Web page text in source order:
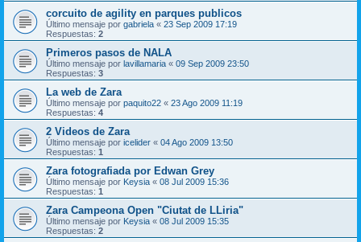
corcuito de agility en parques publicos
Último mensaje por gabriela « 23 Sep 2009 17:19
Respuestas: 2
Primeros pasos de NALA
Último mensaje por lavillamaria « 09 Sep 2009 23:50
Respuestas: 3
La web de Zara
Último mensaje por paquito22 « 23 Ago 2009 11:19
Respuestas: 4
2 Videos de Zara
Último mensaje por icelider « 04 Ago 2009 13:50
Respuestas: 1
Zara fotografiada por Edwan Grey
Último mensaje por Keysia « 08 Jul 2009 15:36
Respuestas: 1
Zara Campeona Open "Ciutat de LLiria"
Último mensaje por Keysia « 08 Jul 2009 15:35
Respuestas: 2